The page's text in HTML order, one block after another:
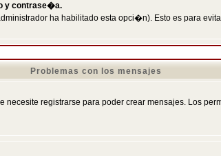
y contrase�a.
ha habilitado esta opci�n). Esto es para
Problemas con los mensajes
registrarse para poder crear mensajes. Los